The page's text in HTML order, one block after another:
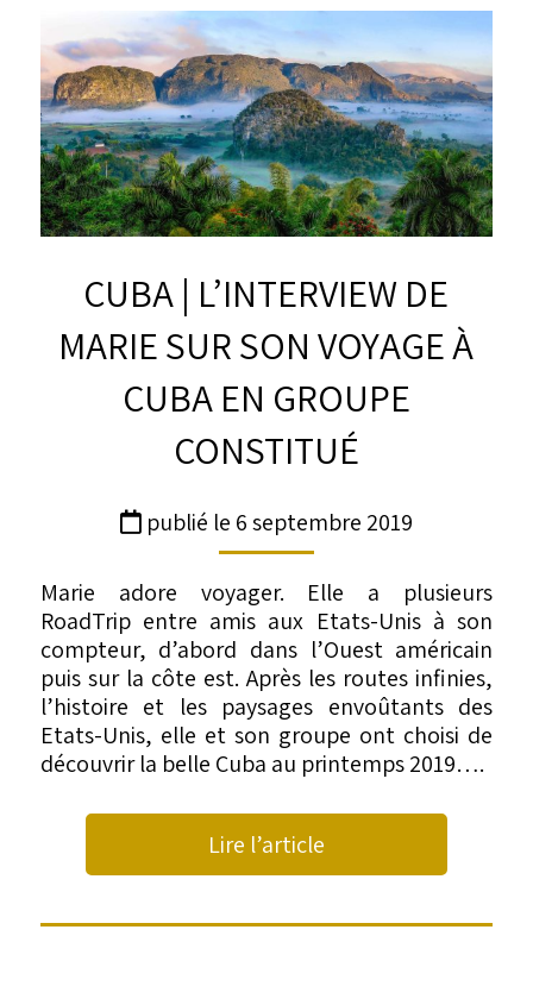
CUBA | L’INTERVIEW DE
MARIE SUR SON VOYAGE À
CUBA EN GROUPE
CONSTITUÉ
publié le 6 septembre 2019
Marie adore voyager. Elle a plusieurs
RoadTrip entre amis aux Etats-Unis à son
compteur, d’abord dans l’Ouest américain
puis sur la côte est. Après les routes infinies,
l’histoire et les paysages envoûtants des
Etats-Unis, elle et son groupe ont choisi de
découvrir la belle Cuba au printemps 2019….
Lire l’article